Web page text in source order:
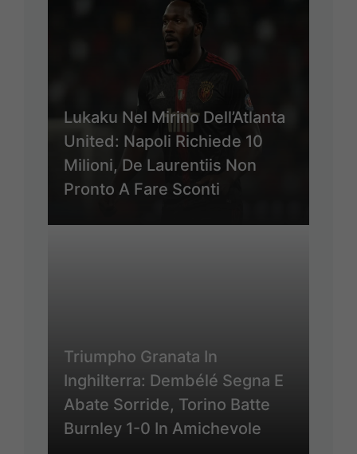
Lukaku Nel Mirino Dell’Atlanta
United: Napoli Richiede 10
Milioni, De Laurentiis Non
Pronto A Fare Sconti
Triumpho Granata In
Inghilterra: Dembélé Segna E
Abate Sorride, Torino Batte
Burnley 1-0 In Amichevole